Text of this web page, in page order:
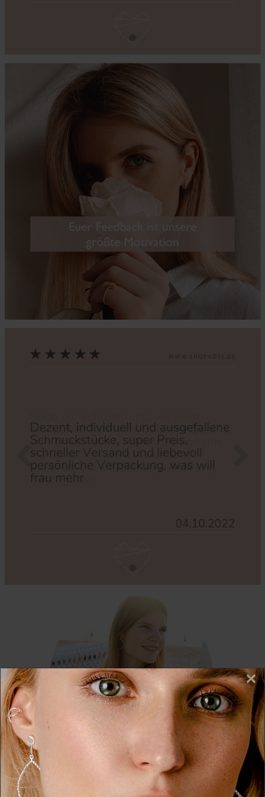
Zurück
ÜBER THESSALIE
Wir nutzen Cookies auf unserer Website. Einige von
diesen sind essenziell, während andere uns helfen,
×